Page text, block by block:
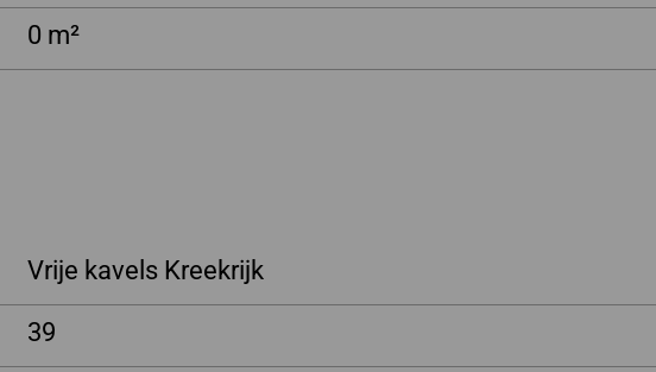
0 m²
Vrije kavels Kreekrijk
39